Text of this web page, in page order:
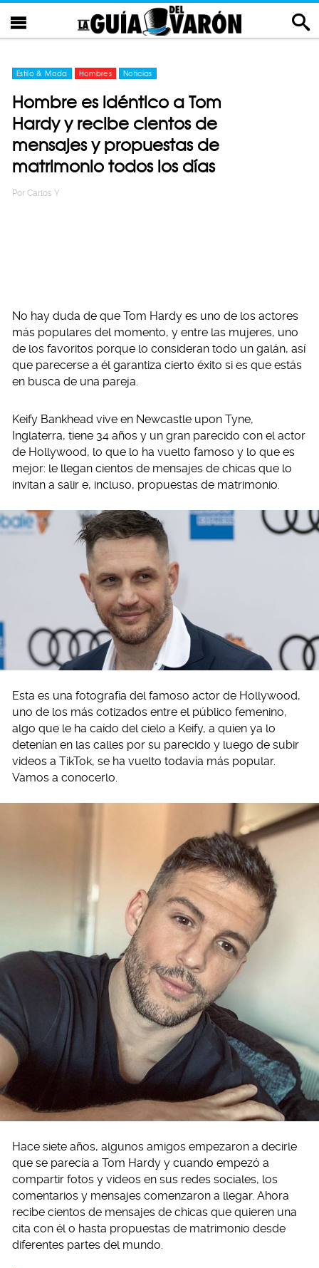
Estilo & Moda Hombres Noticias
Hombre es idéntico a Tom
Hardy y recibe cientos de
mensajes y propuestas de
matrimonio todos los días
Por Carlos Y
No hay duda de que Tom Hardy es uno de los actores
más populares del momento, y entre las mujeres, uno
de los favoritos porque lo consideran todo un galán, así
que parecerse a él garantiza cierto éxito si es que estás
en busca de una pareja.
Keify Bankhead vive en Newcastle upon Tyne,
Inglaterra, tiene 34 años y un gran parecido con el actor
de Hollywood, lo que lo ha vuelto famoso y lo que es
mejor: le llegan cientos de mensajes de chicas que lo
invitan a salir e, incluso, propuestas de matrimonio.
Esta es una fotografía del famoso actor de Hollywood,
uno de los más cotizados entre el público femenino,
algo que le ha caído del cielo a Keify, a quien ya lo
detenían en las calles por su parecido y luego de subir
videos a TikTok, se ha vuelto todavía más popular.
Vamos a conocerlo.
Hace siete años, algunos amigos empezaron a decirle
que se parecía a Tom Hardy y cuando empezó a
compartir fotos y videos en sus redes sociales, los
comentarios y mensajes comenzaron a llegar. Ahora
recibe cientos de mensajes de chicas que quieren una
cita con él o hasta propuestas de matrimonio desde
diferentes partes del mundo.